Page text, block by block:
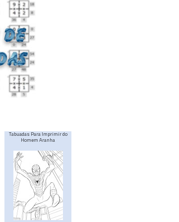
Tabuadas Para Imprimir do
Homem Aranha